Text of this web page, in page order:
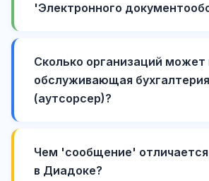
'Электронного
Сколько организаций
обслуживающая бухгалтерия
(аутсорсер)?
Чем 'сообщение'
в Диадоке?